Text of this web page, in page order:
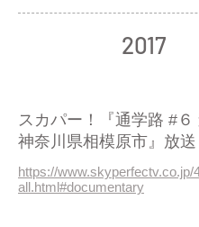
2017
スカパー！『通学路 #６
神奈川県相模原市』放送
https://www.skyperfectv.co.jp/
all.html#documentary